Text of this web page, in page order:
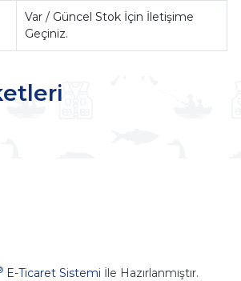
Var / Güncel Stok İçin İletişime
Geçiniz.
E-Ticaret Sistemi İle Hazırlanmıştır.